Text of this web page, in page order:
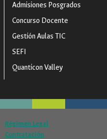
Admisiones Posgrados
Concurso Docente
Gestión Aulas TIC
SEFI
Quanticon Valley
Régimen Legal
Contratación